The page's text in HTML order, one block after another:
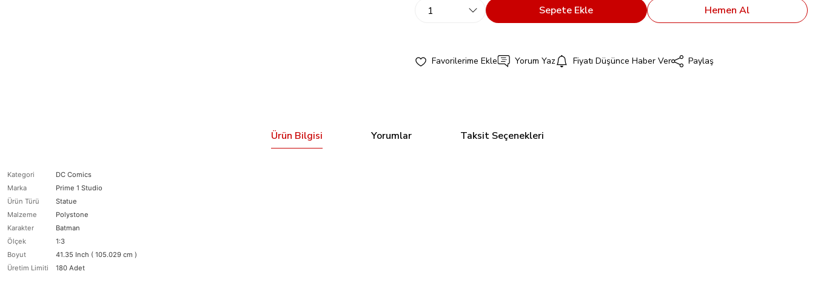
Sepete Ekle Hemen Al
Yorum Yaz Fiyatı Düşünce Haber Ver Paylaş
Ürün Bilgisi Yorumlar Taksit Seçenekleri
Kategori
DC Comics
Marka
Prime 1 Studio
Ürün Türü
Statue
Malzeme
Polystone
Karakter
Batman
Ölçek
1:3
Boyut
41.35 Inch ( 105.029 cm )
Üretim Limiti
180 Adet